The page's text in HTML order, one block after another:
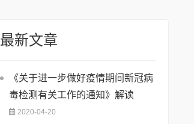
最新文章
《关于进一步做好疫情期间新冠病
毒检测有关工作的通知》解读
2020-04-20